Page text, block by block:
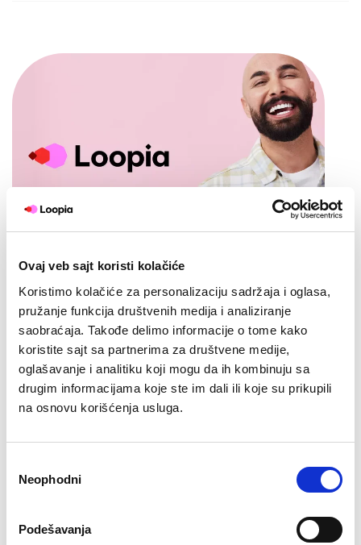
Ovaj veb sajt koristi kolačiće
Koristimo kolačiće za personalizaciju sadržaja i oglasa,
pružanje funkcija društvenih medija i analiziranje
saobraćaja. Takođe delimo informacije o tome kako
koristite sajt sa partnerima za društvene medije,
oglašavanje i analitiku koji mogu da ih kombinuju sa
drugim informacijama koje ste im dali ili koje su prikupili
na osnovu korišćenja usluga.
сагласности
Neophodni
Podešavanja
Šta je hosting? Da probamo
da objasnimo
Šta je hosting? Značenje ove reči nije baš jasno svima.
Mi bismo to jednostavno opisali kao kompjuter koji
je uvek povezan na internet, a na koji smeštate
sadržaj svog sajta ili e-prodavnice, tako da ga
moraju imati snimljen na svom računaru. Loopia